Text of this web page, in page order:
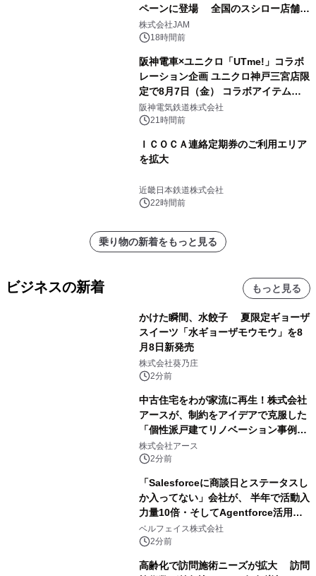
ペーンに登場 全国のスシロー店舗で
GR 4車種の FUNBOO(ミニカー)付き
メニューが展開されます
株式会社JAM
18時間前
阪神電車×ユニクロ「UTme!」コラボ
レーション企画 ユニクロ神戸三宮店限
定で8月7日（金） コラボアイテムが
発売決定！
阪神電気鉄道株式会社
21時間前
ＩＣＯＣＡ連絡定期券のご利用エリア
を拡大
近畿日本鉄道株式会社
22時間前
乗り物の新着をもっと見る
ビジネスの新着 もっと見る
かけた瞬間、水餃子 夏限定ギョーザ
スイーツ「水ギョーザモウモウ」を8
月8日新発売
株式会社葵乃庄
2分前
中古住宅をわが家流に再生！株式会社
アースが、制約をアイデアで克服した
「個性派戸建てリノベーション事例5
選」を公開
株式会社アース
2分前
「Salesforceに商談日とステータスし
か入ってない」会社が、 半年で活動入
力量10倍・そしてAgentforce活用へ
── 敷島住宅×bellSalesAI事例公開
ベルフェイス株式会社
2分前
高齢化で訪問施術ニーズが拡大 訪問